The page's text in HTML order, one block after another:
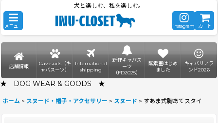
犬と楽しむ、私を楽しむ。
メニュー instagram カート
店舗情報
Cavasuits（キ
ャバスーツ）
International
shipping
新作キャバス
ーツ
（FD2025）
酸素室はじめ
ました
キャバリアラ
ンド2026
★ DOG WEAR & GOODS ★
ホーム > スヌード・帽子・アクセサリー > スヌード > すあま式胸あてスタイ